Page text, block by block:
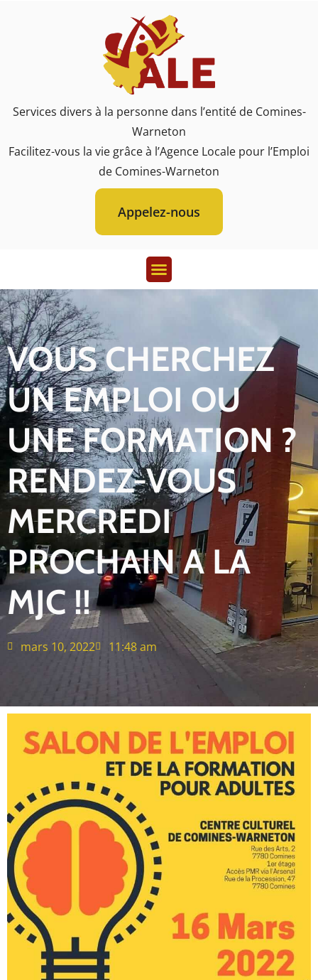
Services divers à la personne dans l’entité de Comines-
Warneton
Facilitez-vous la vie grâce à l’Agence Locale pour l’Emploi
de Comines-Warneton
Appelez-nous
VOUS CHERCHEZ
UN EMPLOI OU
UNE FORMATION ?
RENDEZ-VOUS
MERCREDI
PROCHAIN A LA
MJC !!
mars 10, 2022 11:48 am